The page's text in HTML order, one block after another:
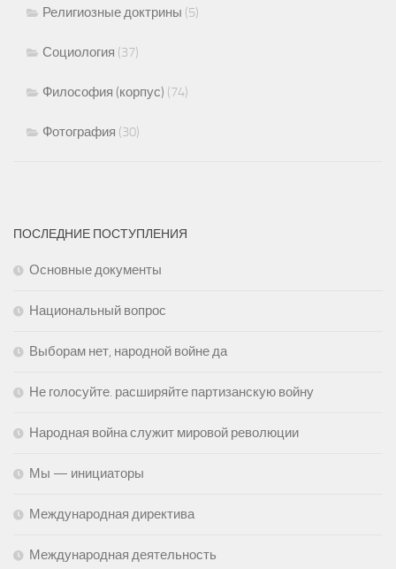
Религиозные доктрины (5)
Социология (37)
Философия (корпус) (74)
Фотография (30)
ПОСЛЕДНИЕ ПОСТУПЛЕНИЯ
Основные документы
Национальный вопрос
Выборам нет, народной войне да
Не голосуйте. расширяйте партизанскую войну
Народная война служит мировой революции
Мы — инициаторы
Международная директива
Международная деятельность